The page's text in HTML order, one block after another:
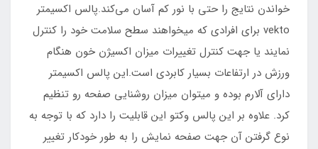
خواندن نتایج را حتی با نور کم آسان می‌کند.پالس اکسیمتر
vekto برای افرادی که میخواهند سطح سلامت خود را کنترل
نمایند یا جهت کنترل تغییرات میزان اکسیژن خون هنگام
ورزش در ارتفاعات بسیار کابردی است.این پالس اکسیمتر
دارای آلارم بوده و میتوان میزان روشنایی صفحه رو تنظیم
کرد. علاوه بر این پالس وکتو این قابلیت را دارد که با توجه به
نوع گرفتن آن جهت صفحه نمایش را به طور خودکار تغییر